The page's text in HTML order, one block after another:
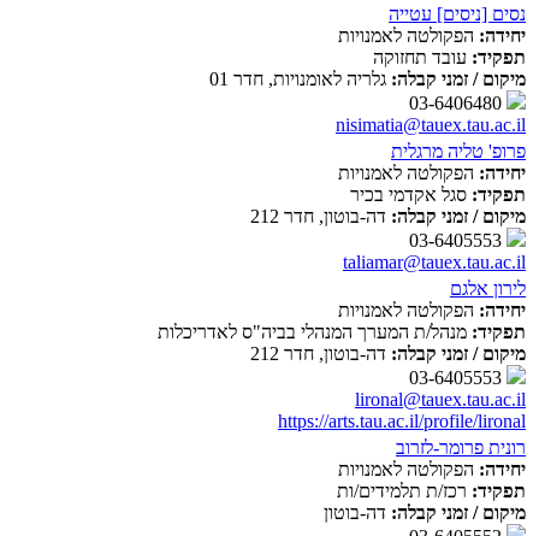
נסים [ניסים] עטייה
יחידה: הפקולטה לאמנויות
תפקיד: עובד תחזוקה
מיקום / זמני קבלה: גלריה לאומנויות, חדר 01
nisimatia@tauex.tau.ac.il
פרופ' טליה מרגלית
יחידה: הפקולטה לאמנויות
תפקיד: סגל אקדמי בכיר
מיקום / זמני קבלה: דה-בוטון, חדר 212
taliamar@tauex.tau.ac.il
לירון אלגם
יחידה: הפקולטה לאמנויות
תפקיד: מנהל/ת המערך המנהלי בביה"ס לאדריכלות
מיקום / זמני קבלה: דה-בוטון, חדר 212
lironal@tauex.tau.ac.il
https://arts.tau.ac.il/profile/lironal
רונית פרומר-לזרוב
יחידה: הפקולטה לאמנויות
תפקיד: רכז/ת תלמידים/ות
מיקום / זמני קבלה: דה-בוטון